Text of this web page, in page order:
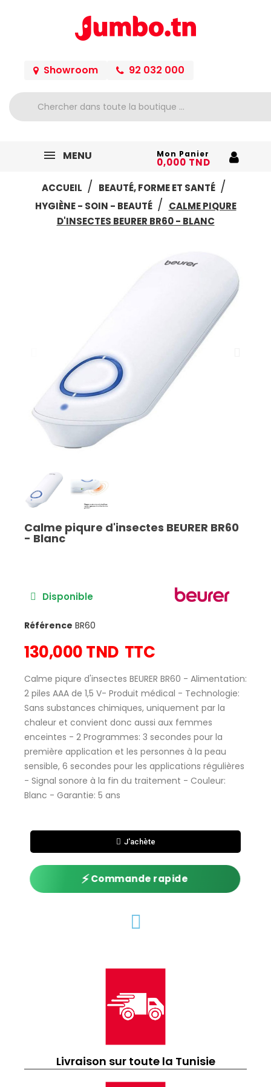
Showroom 92 032 000
MENU Mon Panier
0,000 TND
ACCUEIL
BEAUTÉ, FORME ET SANTÉ
HYGIÈNE - SOIN - BEAUTÉ
CALME PIQURE
D'INSECTES BEURER BR60 - BLANC
Calme piqure d'insectes BEURER BR60
- Blanc
Disponible
Référence BR60
130,000 TND TTC
Calme piqure d'insectes BEURER BR60 - Alimentation:
2 piles AAA de 1,5 V- Produit médical - Technologie:
Sans substances chimiques, uniquement par la
chaleur et convient donc aussi aux femmes
enceintes - 2 Programmes: 3 secondes pour la
première application et les personnes à la peau
sensible, 6 secondes pour les applications régulières
- Signal sonore à la fin du traitement - Couleur:
Blanc - Garantie: 5 ans
J'achète
⚡Commande rapide
Livraison sur toute la Tunisie